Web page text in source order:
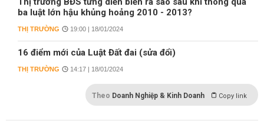
ba luật lớn hậu khủng hoảng 2010 - 2013?
THỊ TRƯỜNG 19:00 | 18/01/2024
16 điểm mới của Luật Đất đai (sửa đổi)
THỊ TRƯỜNG 14:17 | 18/01/2024
Theo Doanh Nghiệp & Kinh Doanh Copy link